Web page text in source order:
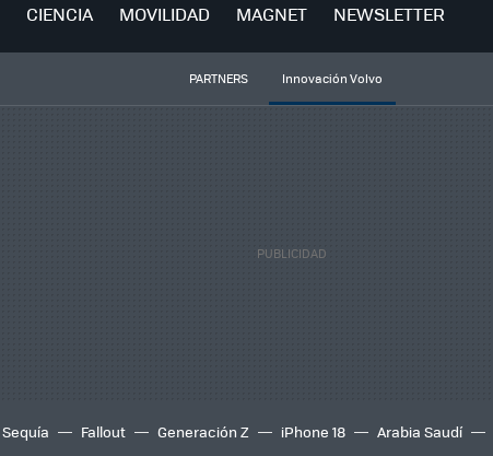
CIENCIA MOVILIDAD MAGNET NEWSLETTER
PARTNERS Innovación Volvo
Sequía Fallout Generación Z iPhone 18 Arabia Saudí